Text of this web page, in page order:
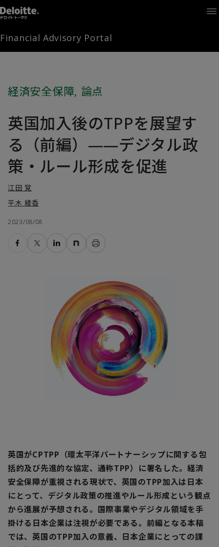
Home
Times
Channel
Library
お問い合わせ
FAMとは
FA Portal
Financial Advisory Portal
経済安全保障, 論点
英国加入後のTPPを展望す
る（前編）——デジタル政
策・ルール形成を促進
江田 覚
平木 綾香
2023/08/08
英国がCPTPP（環太平洋パートナーシップに関する包
括的及び先進的な協定、通称TPP）に署名した。経済
安全保障が重視される現状で、英国のTPP加入は日本
にとって、デジタル政策の推進やルール形成という観点
から進展が予想される。国際事業やデジタル領域を手
掛ける日本企業は注視が必要である。前編となる本稿
では、英国のTPP加入の意義、日本企業にとっての課